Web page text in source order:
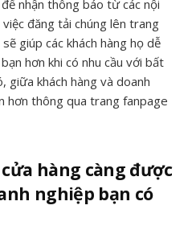
nhận thông báo từ các nội
đăng tải chúng lên trang
giúp các khách hàng họ dễ
hơn khi có nhu cầu với bất
giữa khách hàng và doanh
hơn thông qua trang fanpage
hàng càng được
nghiệp bạn có